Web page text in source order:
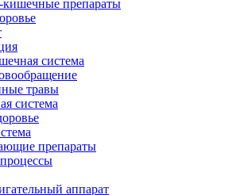
препараты
система
травы
система
препараты
аппарат